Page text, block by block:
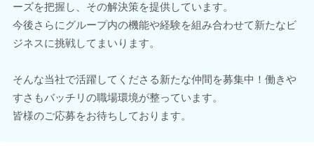
ーズを把握し、その解決策を提供しています。
今後さらにグループ内の機能や経験を組み合わせて新たなビ
ジネスに挑戦してまいります。
そんな当社で活躍してくださる新たな仲間を募集中！働きや
すさもバッチリの職場環境が整っています。
皆様のご応募をお待ちしております。